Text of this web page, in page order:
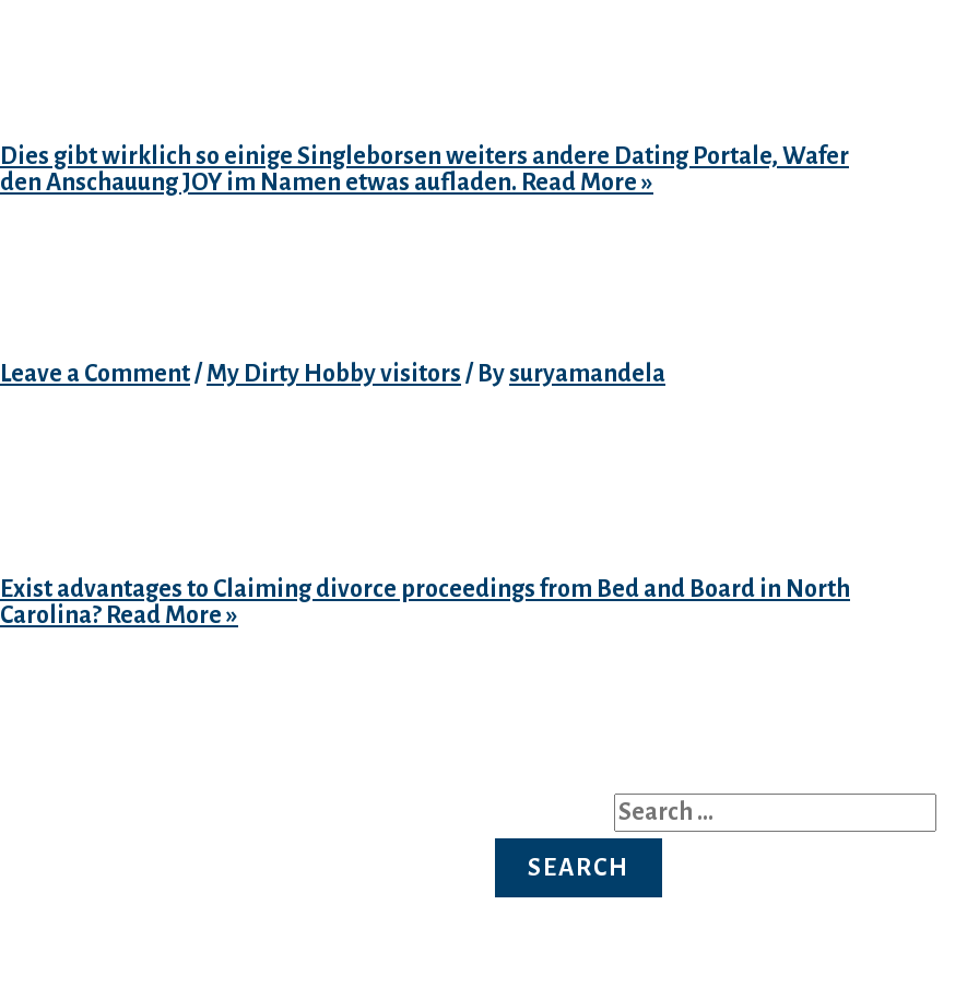
Dies gibt wirklich so einige Singleborsen weiters andere Dating Portale, Wafer
den Anschauung JOY im Namen etwas aufladen. Read More »
Leave a Comment/ My Dirty Hobby visitors / Bysuryamandela
Exist advantages to Claiming divorce proceedings from Bed and Board in North
Carolina? Read More »